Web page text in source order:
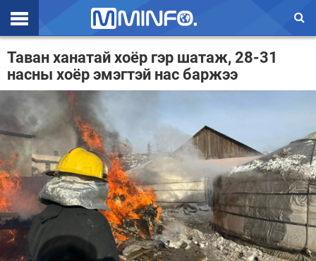
Эхлэл
Цаг агаар
Улс төр
Эдийн засаг
Үзэл бодол
Спорт
Нийгэм
Таван ханатай хоёр гэр шатаж, 28-31
насны хоёр эмэгтэй нас баржээ